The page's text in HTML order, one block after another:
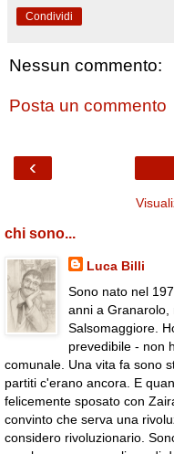
Condividi
Nessun commento:
Posta un commento
‹
chi sono...
Luca Billi
Sono nato nel
anni a Granarolo,
Salsomaggiore.
prevedibile - non
comunale. Una vita fa sono
partiti c'erano ancora. E
felicemente sposato con
convinto che serva una
considero rivoluzionario.